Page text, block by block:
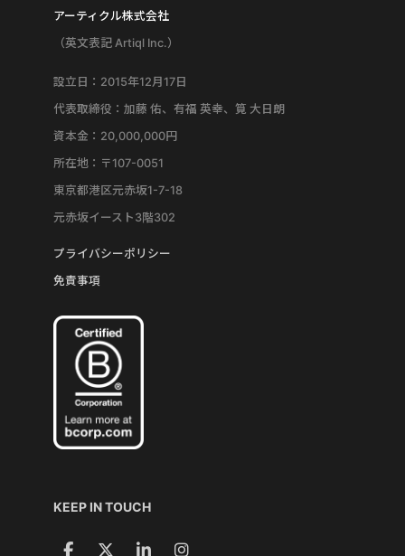
アーティクル株式会社
（英文表記 Artiql Inc.）
設立日：2015年12月17日
代表取締役：加藤 佑、有福 英幸、筧 大日朗
資本金：20,000,000円
所在地：〒107-0051
東京都港区元赤坂1-7-18
元赤坂イースト3階302
プライバシーポリシー
免責事項
KEEP IN TOUCH